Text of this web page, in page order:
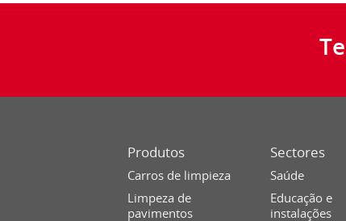
Produtos
Carros de limpieza
Limpeza de
pavimentos
Sectores
Saúde
Educação e
instalações